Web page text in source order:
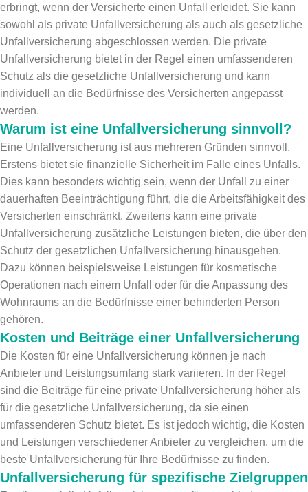
erbringt, wenn der Versicherte einen Unfall erleidet. Sie kann
sowohl als private Unfallversicherung als auch als gesetzliche
Unfallversicherung abgeschlossen werden. Die private
Unfallversicherung bietet in der Regel einen umfassenderen
Schutz als die gesetzliche Unfallversicherung und kann
individuell an die Bedürfnisse des Versicherten angepasst
werden.
Warum ist eine Unfallversicherung sinnvoll?
Eine Unfallversicherung ist aus mehreren Gründen sinnvoll.
Erstens bietet sie finanzielle Sicherheit im Falle eines Unfalls.
Dies kann besonders wichtig sein, wenn der Unfall zu einer
dauerhaften Beeinträchtigung führt, die die Arbeitsfähigkeit des
Versicherten einschränkt. Zweitens kann eine private
Unfallversicherung zusätzliche Leistungen bieten, die über den
Schutz der gesetzlichen Unfallversicherung hinausgehen.
Dazu können beispielsweise Leistungen für kosmetische
Operationen nach einem Unfall oder für die Anpassung des
Wohnraums an die Bedürfnisse einer behinderten Person
gehören.
Kosten und Beiträge einer Unfallversicherung
Die Kosten für eine Unfallversicherung können je nach
Anbieter und Leistungsumfang stark variieren. In der Regel
sind die Beiträge für eine private Unfallversicherung höher als
für die gesetzliche Unfallversicherung, da sie einen
umfassenderen Schutz bietet. Es ist jedoch wichtig, die Kosten
und Leistungen verschiedener Anbieter zu vergleichen, um die
beste Unfallversicherung für Ihre Bedürfnisse zu finden.
Unfallversicherung für spezifische Zielgruppen